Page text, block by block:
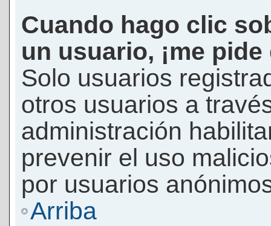
Cuando hago clic
un usuario, ¡me
Solo usuarios
otros usuarios a
administración
prevenir el uso
por usuarios
Arriba